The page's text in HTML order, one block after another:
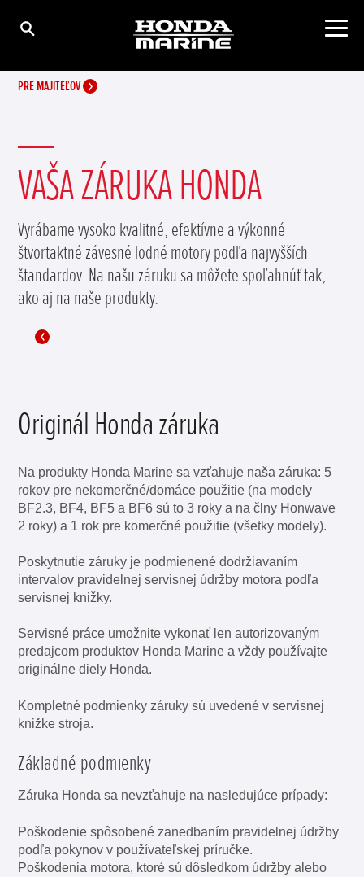
PRE MAJITEĽOV
VAŠA ZÁRUKA HONDA
Vyrábame vysoko kvalitné, efektívne a výkonné
štvortaktné závesné lodné motory podľa najvyšších
štandardov. Na našu záruku sa môžete spoľahnúť tak,
ako aj na naše produkty.
Originál Honda záruka
Na produkty Honda Marine sa vzťahuje naša záruka: 5
rokov pre nekomerčné/domáce použitie (na modely
BF2.3, BF4, BF5 a BF6 sú to 3 roky a na člny Honwave
2 roky) a 1 rok pre komerčné použitie (všetky modely).
Poskytnutie záruky je podmienené dodržiavaním
intervalov pravidelnej servisnej údržby motora podľa
servisnej knižky.
Servisné práce umožnite vykonať len autorizovaným
predajcom produktov Honda Marine a vždy používajte
originálne diely Honda.
Kompletné podmienky záruky sú uvedené v servisnej
knižke stroja.
Základné podmienky
Záruka Honda sa nevzťahuje na nasledujúce prípady:
Poškodenie spôsobené zanedbaním pravidelnej údržby
podľa pokynov v používateľskej príručke.
Poškodenia motora, ktoré sú dôsledkom údržby alebo